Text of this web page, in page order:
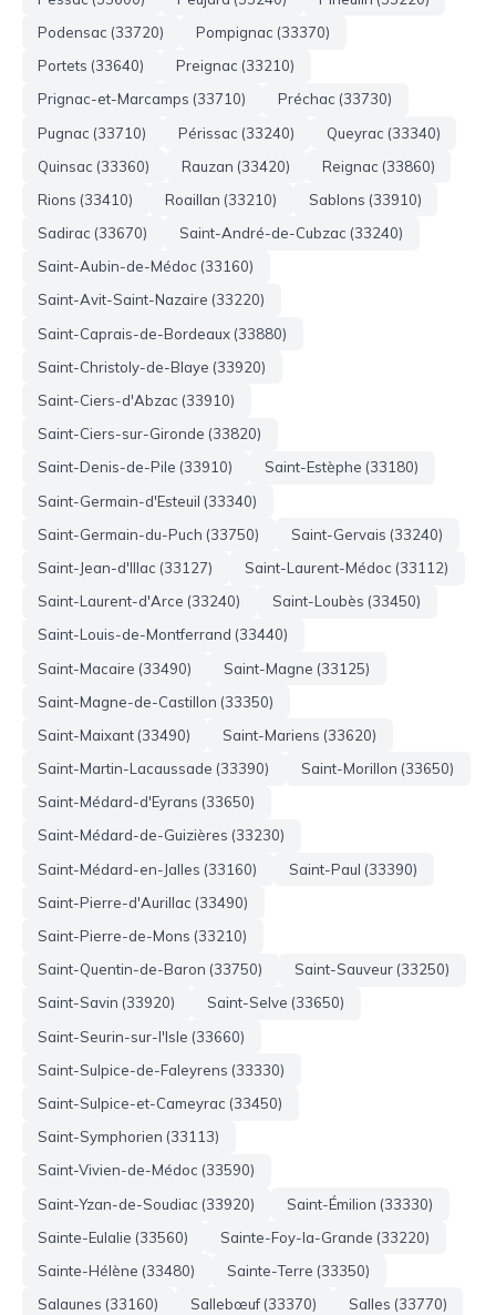
Podensac (33720)
Pompignac (33370)
Portets (33640)
Preignac (33210)
Prignac-et-Marcamps (33710)
Préchac (33730)
Pugnac (33710)
Périssac (33240)
Queyrac (33340)
Quinsac (33360)
Rauzan (33420)
Reignac (33860)
Rions (33410)
Roaillan (33210)
Sablons (33910)
Sadirac (33670)
Saint-André-de-Cubzac (33240)
Saint-Aubin-de-Médoc (33160)
Saint-Avit-Saint-Nazaire (33220)
Saint-Caprais-de-Bordeaux (33880)
Saint-Christoly-de-Blaye (33920)
Saint-Ciers-d'Abzac (33910)
Saint-Ciers-sur-Gironde (33820)
Saint-Denis-de-Pile (33910)
Saint-Estèphe (33180)
Saint-Germain-d'Esteuil (33340)
Saint-Germain-du-Puch (33750)
Saint-Gervais (33240)
Saint-Jean-d'Illac (33127)
Saint-Laurent-Médoc (33112)
Saint-Laurent-d'Arce (33240)
Saint-Loubès (33450)
Saint-Louis-de-Montferrand (33440)
Saint-Macaire (33490)
Saint-Magne (33125)
Saint-Magne-de-Castillon (33350)
Saint-Maixant (33490)
Saint-Mariens (33620)
Saint-Martin-Lacaussade (33390)
Saint-Morillon (33650)
Saint-Médard-d'Eyrans (33650)
Saint-Médard-de-Guizières (33230)
Saint-Médard-en-Jalles (33160)
Saint-Paul (33390)
Saint-Pierre-d'Aurillac (33490)
Saint-Pierre-de-Mons (33210)
Saint-Quentin-de-Baron (33750)
Saint-Sauveur (33250)
Saint-Savin (33920)
Saint-Selve (33650)
Saint-Seurin-sur-l'Isle (33660)
Saint-Sulpice-de-Faleyrens (33330)
Saint-Sulpice-et-Cameyrac (33450)
Saint-Symphorien (33113)
Saint-Vivien-de-Médoc (33590)
Saint-Yzan-de-Soudiac (33920)
Saint-Émilion (33330)
Sainte-Eulalie (33560)
Sainte-Foy-la-Grande (33220)
Sainte-Hélène (33480)
Sainte-Terre (33350)
Salaunes (33160)
Sallebœuf (33370)
Salles (33770)